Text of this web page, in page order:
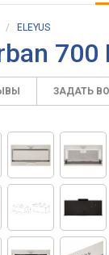
/ ELEYUS
700
ЗАДАТЬ